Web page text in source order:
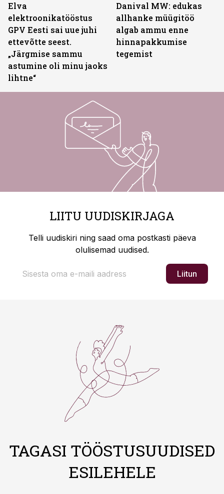
Elva
elektroonikatööstus
GPV Eesti sai uue juhi
ettevõtte seest.
„Järgmise sammu
astumine oli minu jaoks
lihtne“
Danival MW: edukas
allhanke müügitöö
algab ammu enne
hinnapakkumise
tegemist
LIITU UUDISKIRJAGA
Telli uudiskiri ning saad oma postkasti päeva
olulisemad uudised.
Liitun
TAGASI TÖÖSTUSUUDISED
ESILEHELE